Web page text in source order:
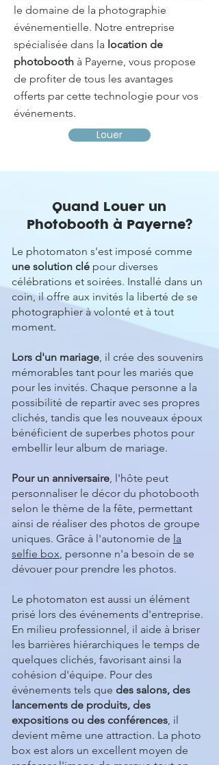
le domaine de la photographie
événementielle. Notre entreprise
spécialisée dans la location de
photobooth à Payerne, vous propose
de profiter de tous les avantages
offerts par cette technologie pour vos
événements.
Louer
Quand Louer un
Photobooth à Payerne?
Le photomaton s'est imposé comme
une solution clé pour diverses
célébrations et soirées. Installé dans un
coin, il offre aux invités la liberté de se
photographier à volonté et à tout
moment.
Lors d'un mariage, il crée des souvenirs
mémorables tant pour les mariés que
pour les invités. Chaque personne a la
possibilité de repartir avec ses propres
clichés, tandis que les nouveaux époux
bénéficient de superbes photos pour
embellir leur album de mariage.
Pour un anniversaire, l'hôte peut
personnaliser le décor du photobooth
selon le thème de la fête, permettant
ainsi de réaliser des photos de groupe
uniques. Grâce à l'autonomie de la
selfie box, personne n'a besoin de se
dévouer pour prendre les photos.
Le photomaton est aussi un élément
prisé lors des événements d'entreprise.
En milieu professionnel, il aide à briser
les barrières hiérarchiques le temps de
quelques clichés, favorisant ainsi la
cohésion d'équipe. Pour des
événements tels que des salons, des
lancements de produits, des
expositions ou des conférences, il
devient même une attraction. La photo
box est alors un excellent moyen de